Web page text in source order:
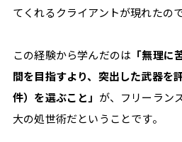
てくれるクライアントが現れたので
この経験から学んだのは 「無理
間を目指すより、突出した武器を
件）を選ぶこと」 が、フリーラン
大の処世術だということです。